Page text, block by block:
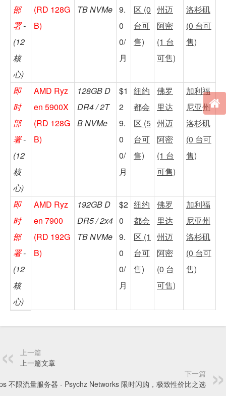
部
署-
(12
核
心)
(RD 128G
B)
TB NVMe 9.
0
0/
月
区 (0
台可
售)
州迈
阿密
(1 台
可售)
洛杉矶
(0 台可
售)
即
时
部
署-
(12
核
心)
AMD Ryz
en 5900X
(RD 128G
B)
128GB D
DR4 / 2T
B NVMe
$1
2
9.
0
0/
月
纽约
都会
区 (5
台可
售)
佛罗
里达
州迈
阿密
(1 台
可售)
加利福
尼亚州
洛杉矶
(0 台可
售)
即
时
部
署-
(12
核
心)
AMD Ryz
en 7900
(RD 192G
B)
192GB D
DR5 / 2x4
TB NVMe
$2
0
9.
0
0/
月
纽约
都会
区 (1
台可
售)
佛罗
里达
州迈
阿密
(0 台
可售)
加利福
尼亚州
洛杉矶
(0 台可
售)
上一篇
上一篇文章
下一篇
不限流量服务器 - Psychz Networks 限时闪购，极致性价比之选